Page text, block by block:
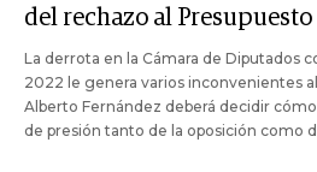
del rechazo al
La derrota en la Cámara de Diputados
2022 le genera varios inconvenientes
Alberto Fernández deberá decidir
de presión tanto de la oposición como